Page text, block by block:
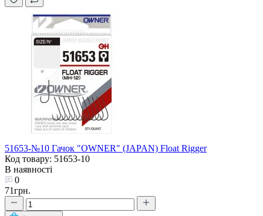
51653-№10 Гачок "OWNER" (JAPAN) Float Rigger
Код товару: 51653-10
В наявності
0
71грн.